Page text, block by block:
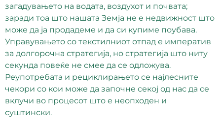
загадувањето на водата, воздухот и почвата;
заради тоа што нашата Земја не е недвижност што
може да ја продадеме и да си купиме поубава.
Управувањето со текстилниот отпад е императив
за долгорочна стратегија, но стратегија што ниту
секунда повеќе не смее да се одложува.
Реупотребата и рециклирањето се најлесните
чекори со кои може да започне секој од нас да се
вклучи во процесот што е неопходен и
суштински.